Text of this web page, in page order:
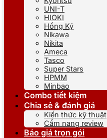
UNI-T
HIOKI
Hồng Ký
Nikawa
Nikita
Ameca
Tasco
Super Stars
HPMM
Minbao
Combo tiết kiệm
Chia sẻ & đánh giá
Kiến thức kỹ thuật
Cẩm nang review
Báo giá trọn gói